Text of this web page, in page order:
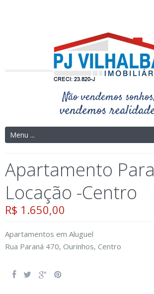
Menu ...
Apartamento Para
Locação -Centro
R$ 1.650,00
Apartamentos em Aluguel
Rua Paraná 470, Ourinhos, Centro